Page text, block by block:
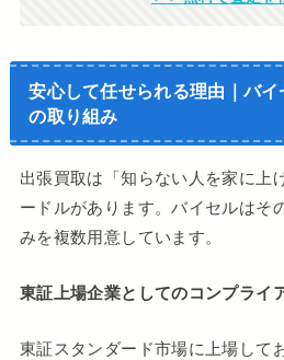
安心して任せられる理由｜バイ
の取り組み
出張買取は「知らない人を家に上
ードルがあります。バイセルはそ
みを複数用意しています。
東証上場企業としてのコンプライ
東証スタンダード市場に上場して